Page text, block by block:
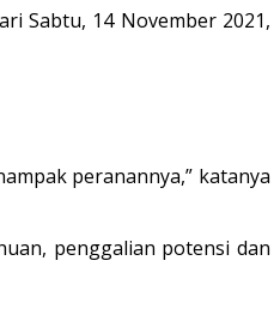
Sabtu, 14 November 2021,
peranannya,” katanya
penggalian potensi dan